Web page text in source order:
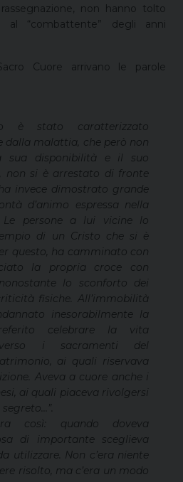
non hanno tolto
al “combattente” degli anni
Cuore arrivano le parole
è stato caratterizzato
dalla malattia, che però non
sua disponibilità e il suo
non si è arrestato di fronte
invece dimostrato grande
d’animo espressa nella
Le persone a lui vicine lo
di un Cristo che si è
questo, ha camminato con
la propria croce con
lo sconforto dei
fisiche. All’immobilità
inesorabilmente la
celebrare la vita
i sacramenti del
ai quali riservava
Aveva a cuore anche i
ai quali piaceva rivolgersi
così: quando doveva
di importante sceglieva
utilizzare. Non c’era niente
risolto, ma c’era un modo